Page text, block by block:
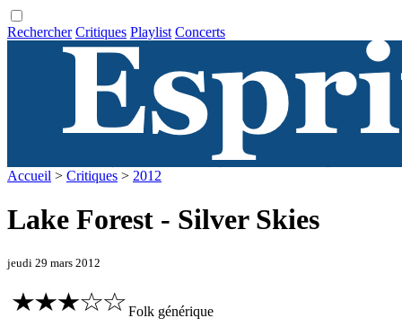
Rechercher Critiques Playlist Concerts
Accueil > Critiques > 2012
Lake Forest - Silver Skies
jeudi 29 mars 2012
Folk générique